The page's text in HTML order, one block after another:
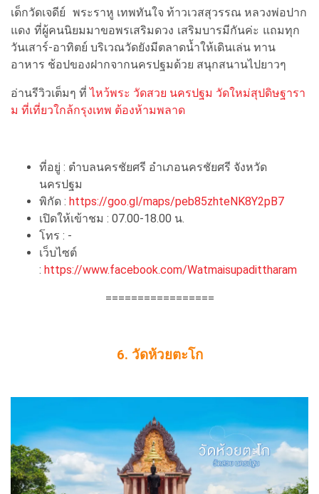
เด็กวัดเจดีย์ พระราหู เทพทันใจ ท้าวเวสสุวรรณ หลวงพ่อปาก
แดง ที่ผู้คนนิยมมาขอพรเสริมดวง เสริมบารมีกันค่ะ แถมทุก
วันเสาร์-อาทิตย์ บริเวณวัดยังมีตลาดน้ำให้เดินเล่น ทาน
อาหาร ช้อปของฝากจากนครปฐมด้วย สนุกสนานไปยาวๆ
อ่านรีวิวเต็มๆ ที่ไหว้พระ วัดสวย นครปฐม วัดใหม่สุปดิษฐารา
ม ที่เที่ยวใกล้กรุงเทพ ต้องห้ามพลาด
ที่อยู่ : ตำบลนครชัยศรี อำเภอนครชัยศรี จังหวัด
นครปฐม
พิกัด : https://goo.gl/maps/peb85zhteNK8Y2pB7
เปิดให้เข้าชม : 07.00-18.00 น.
โทร : -
เว็บไซต์
: https://www.facebook.com/Watmaisupadittharam
=================
6. วัดห้วยตะโก